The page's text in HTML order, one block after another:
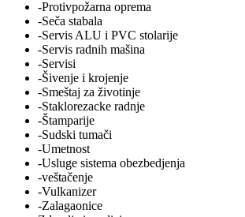
-Protivpožarna oprema
-Seča stabala
-Servis ALU i PVC stolarije
-Servis radnih mašina
-Servisi
-Šivenje i krojenje
-Smeštaj za životinje
-Staklorezacke radnje
-Štamparije
-Sudski tumači
-Umetnost
-Usluge sistema obezbedjenja
-veštačenje
-Vulkanizer
-Zalagaonice